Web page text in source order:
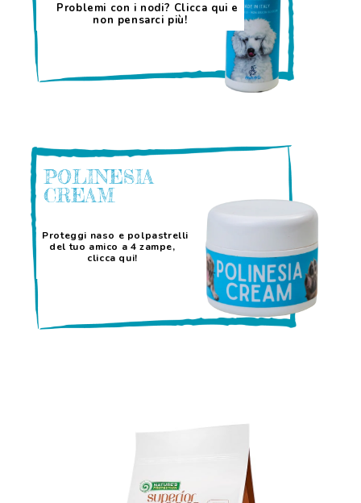
Problemi con i nodi? Clicca qui e
non pensarci più!
POLINESIA
CREAM
Proteggi naso e polpastrelli
del tuo amico a 4 zampe,
clicca qui!